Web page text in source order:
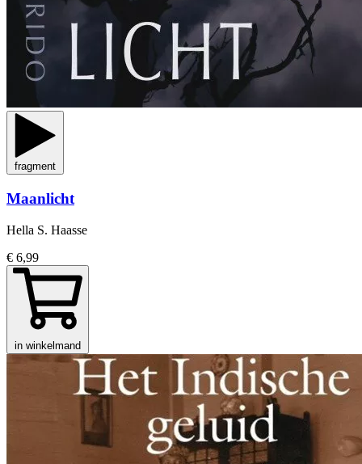
fragment
Maanlicht
Hella S. Haasse
€ 6,99
in winkelmand